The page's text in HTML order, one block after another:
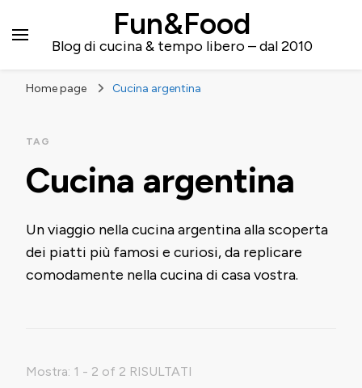
Fun&Food
Blog di cucina & tempo libero – dal 2010
Home page Cucina argentina
TAG
Cucina argentina
Un viaggio nella cucina argentina alla scoperta
dei piatti più famosi e curiosi, da replicare
comodamente nella cucina di casa vostra.
Mostra: 1 - 2 of 2 RISULTATI